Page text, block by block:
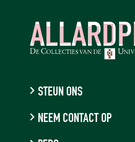
STEUN ONS
NEEM CONTACT OP